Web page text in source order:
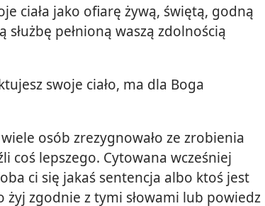
ciała jako ofiarę żywą, świętą, godną
pełnioną waszą zdolnością
swoje ciało, ma dla Boga
osób zrezygnowało ze zrobienia
coś lepszego. Cytowana wcześniej
ci się jakaś sentencja albo ktoś jest
żyj zgodnie z tymi słowami lub powiedz